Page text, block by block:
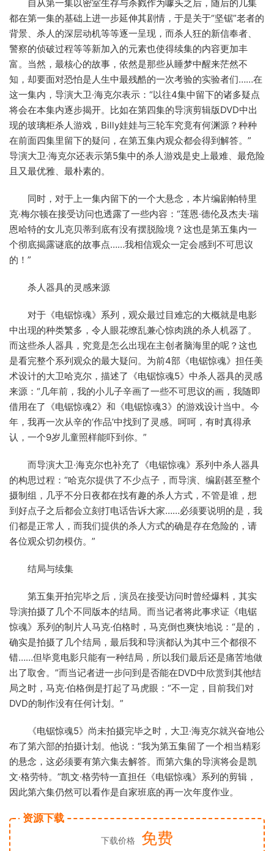
自从第一集以密室生存与杀戮作为噱头之后，随后的几集
都在第一集的基础上进一步延伸其剧情，于是关于“坚锯”老者的
背景、杀人的深层动机等等逐一呈现，而杀人狂的新信奉者、
警察的侦破过程等等新加入的元素也使得续集的内容更加丰
富。当然，最核心的故事，依然是那些从睡梦中醒来茫然不
知，却要面对恐怕是人生中最残酷的一次考验的实验者们……在
这一集内，导演大卫·海克尔表示：“以往4集中留下的诸多疑点
将会在本集内逐步揭开。比如在第四集的导演剪辑版DVD中出
现的玻璃柜杀人游戏，Billy娃娃与三轮车究竟有何渊源？种种
在前面四集里留下的疑问，在第五集内观众都会得到解答。”
导演大卫·海克尔还表示第5集中的杀人游戏是史上最难、最危险
且又最优雅、最朴素的。
同时，对于上一集内留下的一个大悬念，本片编剧帕特里
克·梅尔顿在接受访问也透露了一些内容：“莲恩·德伦及杰夫·瑞
恩哈特的女儿克贝蒂到底有没有摆脱险境？这也是第五集内一
个彻底揭露谜底的故事点……我相信观众一定会感到不可思议
的！”
杀人器具的灵感来源
对于《电锯惊魂》系列，观众最过目难忘的大概就是电影
中出现的种类繁多，令人眼花缭乱兼心惊肉跳的杀人机器了。
而这些杀人器具，究竟是怎么出现在主创者脑海里的呢？这也
是看完整个系列观众的最大疑问。为前4部《电锯惊魂》担任美
术设计的大卫哈克尔，描述了《电锯惊魂5》中杀人器具的灵感
来源：“几年前，我的小儿子辛画了一些不可思议的画，我随即
借用在了《电锯惊魂2》和《电锯惊魂3》的游戏设计当中。今
年，我再一次从辛的‘作品’中找到了灵感。呵呵，有时真得承
认，一个9岁儿童照样能吓到你。”
而导演大卫·海克尔也补充了《电锯惊魂》系列中杀人器具
的构思过程：“哈克尔提供了不少点子，而导演、编剧甚至整个
摄制组，几乎不分日夜都在找有趣的杀人方式，不管是谁，想
到好点子之后都会立刻打电话告诉大家……必须要说明的是，我
们都是正常人，而我们提供的杀人方式的确是存在危险的，请
各位观众切勿模仿。”
结局与续集
第五集开拍完毕之后，演员在接受访问时曾经爆料，其实
导演拍摄了几个不同版本的结局。而当记者将此事求证《电锯
惊魂》系列的制片人马克·伯格时，马克倒也爽快地说：“是的，
确实是拍摄了几个结局，最后我和导演都认为其中三个都很不
错……但毕竟电影只能有一种结局，所以我们最后还是痛苦地做
出了取舍。”而当记者进一步问到是否能在DVD中欣赏到其他结
局之时，马克·伯格倒是打起了马虎眼：“不一定，目前我们对
DVD的制作没有任何计划。”
《电锯惊魂5》尚未拍摄完毕之时，大卫·海克尔就兴奋地公
布了第六部的拍摄计划。他说：“我为第五集留了一个相当精彩
的悬念，这必须要有第六集去解答。而第六集的导演将会是凯
文·格劳特。”凯文·格劳特一直担任《电锯惊魂》系列的剪辑，
因此第六集仍然可以看作是自家班底的再一次年度作业。
资源下载
下载价格 免费